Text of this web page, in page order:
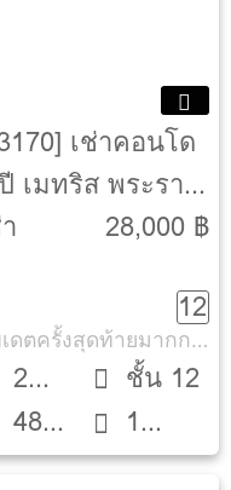
เช่าคอนโด
เมทริส พระราม
รามคำแหง28,000 ฿
12
อัพเดตครั้งสุดท้ายมากกว่า 30 วัน
2
48
.
ชั้น 12
1
ห้องน้ำ